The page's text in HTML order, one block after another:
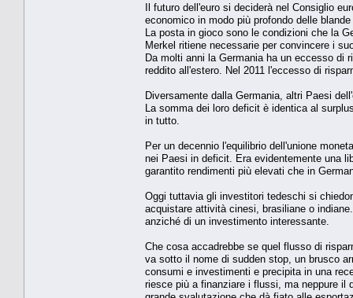
Il futuro dell'euro si deciderà nel Consiglio
economico in modo più profondo delle
La posta in gioco sono le condizioni che la
Merkel ritiene necessarie per convincere i
Da molti anni la Germania ha un eccesso di
reddito all'estero. Nel 2011 l'eccesso di
Diversamente dalla Germania, altri Paesi
La somma dei loro deficit è identica al
in tutto.
Per un decennio l'equilibrio dell'unione
nei Paesi in deficit. Era evidentemente una
garantito rendimenti più elevati che in
Oggi tuttavia gli investitori tedeschi si
acquistare attività cinesi, brasiliane o
anziché di un investimento interessante.
Che cosa accadrebbe se quel flusso di
va sotto il nome di sudden stop, un brusco
consumi e investimenti e precipita in una
riesce più a finanziare i flussi, ma neppure il